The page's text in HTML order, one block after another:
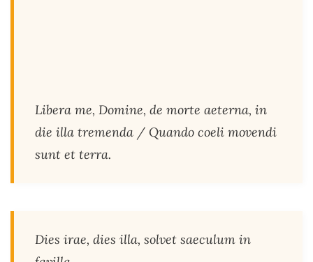
Libera me, Domine, de morte aeterna, in
die illa tremenda / Quando coeli movendi
sunt et terra.
Dies irae, dies illa, solvet saeculum in